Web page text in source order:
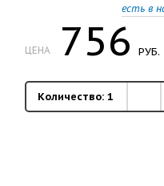
ЦЕНА 756 РУБ.
есть в
Количество: 1